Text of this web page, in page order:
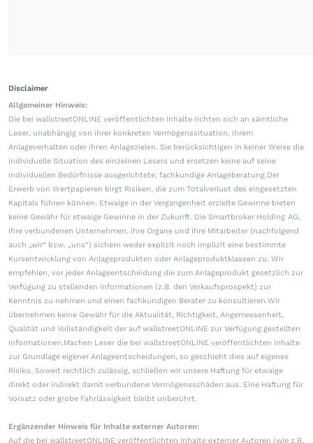
Disclaimer
Allgemeiner Hinweis:
Die bei wallstreetONLINE veröffentlichten Inhalte richten sich an sämtliche
Leser, unabhängig von ihrer konkreten Vermögenssituation, ihrem
Anlageverhalten oder ihren Anlagezielen. Sie berücksichtigen in keiner Weise die
individuelle Situation des einzelnen Lesers und ersetzen keine auf seine
individuellen Bedürfnisse ausgerichtete, fachkundige Anlageberatung.Der
Erwerb von Wertpapieren birgt Risiken, die zum Totalverlust des eingesetzten
Kapitals führen können. Etwaige in der Vergangenheit erzielte Gewinne bieten
keine Gewähr für etwaige Gewinne in der Zukunft. Die Smartbroker Holding AG,
ihre verbundenen Unternehmen, ihre Organe und ihre Mitarbeiter (nachfolgend
auch „wir“ bzw. „uns“) sichern weder explizit noch implizit eine bestimmte
Kursentwicklung von Anlageprodukten oder Anlageproduktklassen zu. Wir
empfehlen, vor jeder Anlageentscheidung die zum Anlageprodukt gesetzlich zur
Verfügung zu stellenden Informationen (z.B. den Verkaufsprospekt) zur
Kenntnis zu nehmen und einen fachkundigen Berater zu konsultieren.Wir
übernehmen keine Gewähr für die Aktualität, Richtigkeit, Angemessenheit,
Qualität und Vollständigkeit der auf wallstreetONLINE zur Verfügung gestellten
Informationen.Machen Leser die bei wallstreetONLINE veröffentlichten Inhalte
zur Grundlage eigener Anlageentscheidungen, so geschieht dies auf eigenes
Risiko. Soweit rechtlich zulässig, schließen wir unsere Haftung für etwaige
direkt oder indirekt damit verbundene Vermögensschäden aus. Eine Haftung für
Vorsatz oder grobe Fahrlässigkeit bleibt unberührt.
Ergänzender Hinweis für Inhalte externer Autoren:
Auf die bei wallstreetONLINE veröffentlichten Inhalte externer Autoren (wie z.B.